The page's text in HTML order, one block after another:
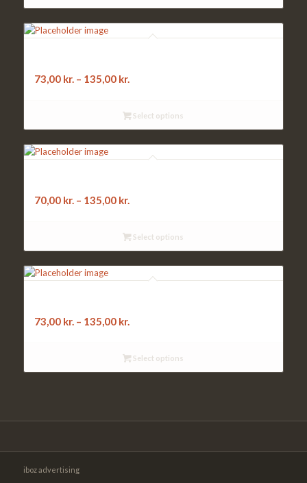
73,00 kr.– 135,00 kr.
Select options
70,00 kr.– 135,00 kr.
Select options
73,00 kr.– 135,00 kr.
Select options
iboz advertising